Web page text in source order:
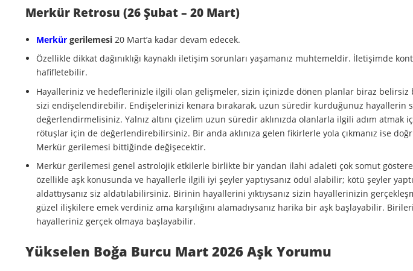
Merkür Retrosu (26 Şubat – 20 Mart)
Merkür gerilemesi 20 Mart’a kadar devam edecek.
Özellikle dikkat dağınıklığı kaynaklı iletişim sorunları yaşamanız muhtemeldir. İletişimde
hafifletebilir.
Hayalleriniz ve hedeflerinizle ilgili olan gelişmeler, sizin içinizde dönen planlar biraz belirsiz
sizi endişelendirebilir. Endişelerinizi kenara bırakarak, uzun süredir kurduğunuz hayallerin
değerlendirmelisiniz. Yalnız altını çizelim uzun süredir aklınızda olanlarla ilgili adım atmak
rötuşlar için de değerlendirebilirsiniz. Bir anda aklınıza gelen fikirlerle yola çıkmanız ise
Merkür gerilemesi bittiğinde değişecektir.
Merkür gerilemesi genel astrolojik etkilerle birlikte bir yandan ilahi adaleti çok somut
özellikle aşk konusunda ve hayallerle ilgili iyi şeyler yaptıysanız ödül alabilir; kötü şeyler
aldattıysanız siz aldatılabilirsiniz. Birinin hayallerini yıktıysanız sizin hayallerinizin
güzel ilişkilere emek verdiniz ama karşılığını alamadıysanız harika bir aşk başlayabilir.
hayalleriniz gerçek olmaya başlayabilir.
Yükselen Boğa Burcu Mart 2026 Aşk Yorumu